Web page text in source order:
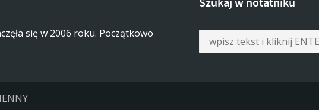
się w 2006 roku. Początkowo
Szukaj w notatniku